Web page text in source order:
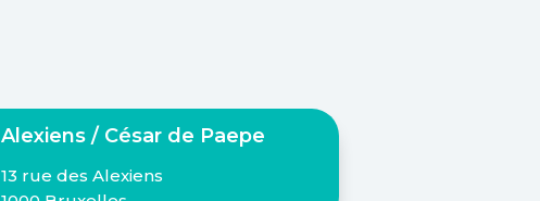
Alexiens / César de Paepe
13 rue des Alexiens